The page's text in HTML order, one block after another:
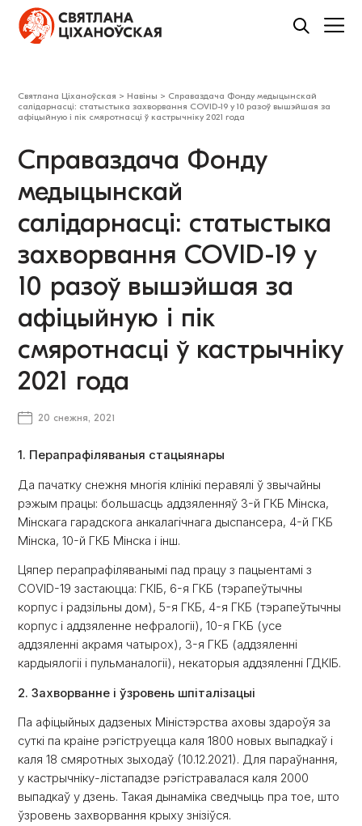
Святлана Ціханоўская > Навіны > Справаздача Фонду медыцынскай
салідарнасці: статыстыка захворвання COVID-19 у 10 разоў вышэйшая за
афіцыйную і пік смяротнасці ў кастрычніку 2021 года
Справаздача Фонду
медыцынскай
салідарнасці: статыстыка
захворвання COVID-19 у
10 разоў вышэйшая за
афіцыйную і пік
смяротнасці ў кастрычніку
2021 года
20 снежня, 2021
1. Перапрафіляваныя стацыянары
Да пачатку снежня многія клінікі перавялі ў звычайны
рэжым працы: большасць аддзяленняў 3-й ГКБ Мінска,
Мінскага гарадскога анкалагічнага дыспансера, 4-й ГКБ
Мінска, 10-й ГКБ Мінска і інш.
Цяпер перапрафіляванымі пад працу з пацыентамі з
COVID-19 застаюцца: ГКІБ, 6-я ГКБ (тэрапеўтычны
корпус і радзільны дом), 5-я ГКБ, 4-я ГКБ (тэрапеўтычны
корпус і аддзяленне нефралогіі), 10-я ГКБ (усе
аддзяленні акрамя чатырох), 3-я ГКБ (аддзяленні
кардыялогіі і пульманалогіі), некаторыя аддзяленні ГДКІБ.
2. Захворванне і ўзровень шпіталізацыі
Па афіцыйных дадзеных Міністэрства аховы здароўя за
суткі па краіне рэгіструецца каля 1800 новых выпадкаў і
каля 18 смяротных зыходаў (10.12.2021). Для параўнання,
у кастрычніку-лістападзе рэгістравалася каля 2000
выпадкаў у дзень. Такая дынаміка сведчыць пра тое, што
ўзровень захворвання крыху знізіўся.